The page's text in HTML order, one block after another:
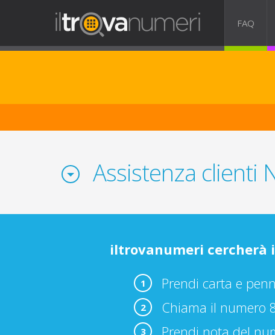
FAQ
Assistenza clienti
iltrovanumeri cercherà
1 Prendi carta e
2 Chiama il numero
3 Prendi nota del